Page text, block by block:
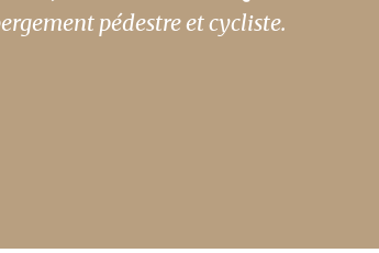
pédestre et cycliste.